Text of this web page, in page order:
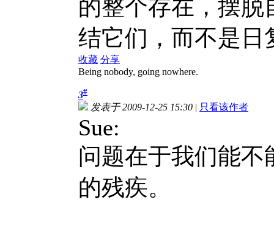
的整个存在，摆
结它们，而不是日
收藏 分享
Being nobody, going nowhere.
3#
发表于 2009-12-25 15:30 | 只看该作者
Sue:
问题在于我们能
的残疾。